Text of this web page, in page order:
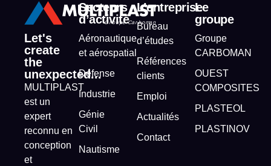
Let's
create
the
unexpected...
MULTIPLAST
est un
expert
reconnu en
conception
et
Secteurs
d’activité
Aéronautique
et aérospatial
Défense
Industrie
Génie
Civil
Nautisme
L’entreprise
Bureau
d’études
Références
clients
Emploi
Actualités
Contact
Le
groupe
Groupe
CARBOMAN
OUEST
COMPOSITES
PLASTEOL
PLASTINOV